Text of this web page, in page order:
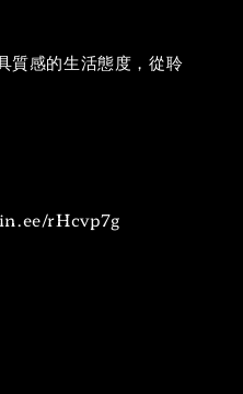
質感的生活態度，從聆
rHcvp7g